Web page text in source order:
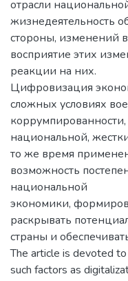
отрасли
жизнедеятельность
стороны, изменений в
восприятие этих
реакции на них.
Цифровизация
сложных условиях
национальной,
то же время
возможность
национальной
экономики,
раскрывать
страны и
The article is devoted
such factors as